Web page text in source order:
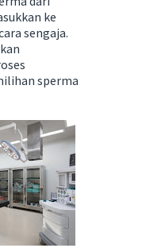
ke
sengaja.
sperma